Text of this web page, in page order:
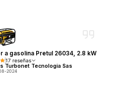
gasolina Pretul 26034, 2.8 kW
17 reseñas
Turbonet Tecnologia Sas
2024